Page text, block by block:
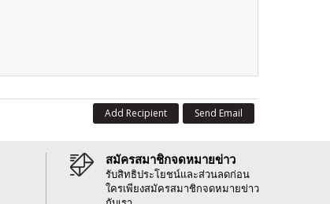
Send Email
Add Recipient
สมัครสมาชิกจดหมายข่าว
รับสิทธิประโยชน์และส่วนลดก่อน
ใครเพียงสมัครสมาชิกจดหมายข่าว